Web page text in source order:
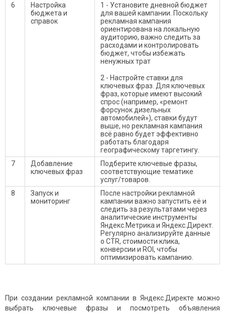
6
Настройка
бюджета и
справок
1 - Установите дневной бюджет
для вашей кампании. Поскольку
рекламная кампания
ориентирована на локальную
аудиторию, важно следить за
расходами и контролировать
бюджет, чтобы избежать
ненужных трат
2 - Настройте ставки для
ключевых фраз. Для ключевых
фраз, которые имеют высокий
спрос (например, «ремонт
форсунок дизельных
автомобилей»), ставки будут
выше, но рекламная кампания
всё равно будет эффективно
работать благодаря
географическому таргетингу.
7
Добавление
ключевых фраз
Подберите ключевые фразы,
соответствующие тематике
услуг/товаров.
8
Запуск и
мониторинг
После настройки рекламной
кампании важно запустить её и
следить за результатами через
аналитические инструменты
Яндекс.Метрика и Яндекс.Директ.
Регулярно анализируйте данные
о CTR, стоимости клика,
конверсии и ROI, чтобы
оптимизировать кампанию.
При создании рекламной компании в Яндекс.Директе можно
выбрать ключевые фразы и посмотреть объявления